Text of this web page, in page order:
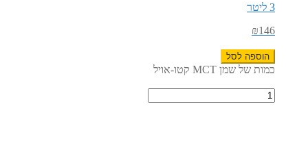
3 ליטר
₪146
הוספה לסל
כמות של שמן MCT קטו-אויל